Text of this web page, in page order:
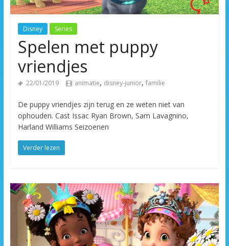
Disney Series
Spelen met puppy
vriendjes
22/01/2019 animatie, disney-junior, familie
De puppy vriendjes zijn terug en ze weten niet van
ophouden. Cast Issac Ryan Brown, Sam Lavagnino,
Harland Williams Seizoenen
Verder lezen